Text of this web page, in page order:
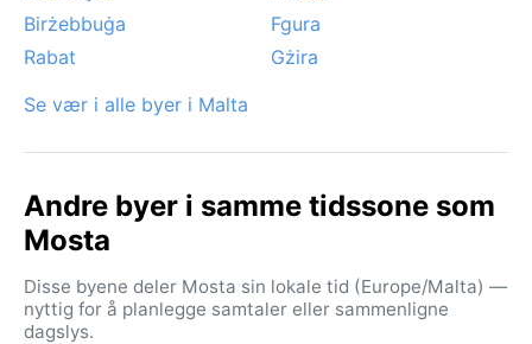
Birżebbuġa
Fgura
Rabat
Gżira
Se vær i alle byer i Malta
Andre byer i samme tidssone som
Mosta
Disse byene deler Mosta sin lokale tid (Europe/Malta) —
nyttig for å planlegge samtaler eller sammenligne
dagslys.